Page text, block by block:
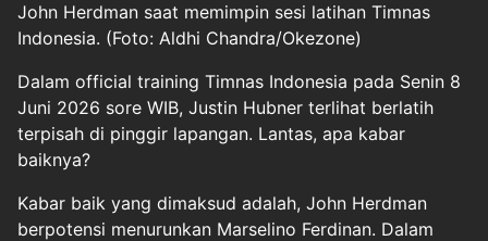
John Herdman saat memimpin sesi latihan Timnas
Indonesia. (Foto: Aldhi Chandra/Okezone)
Dalam official training Timnas Indonesia pada Senin 8
Juni 2026 sore WIB, Justin Hubner terlihat berlatih
terpisah di pinggir lapangan. Lantas, apa kabar
baiknya?
Kabar baik yang dimaksud adalah, John Herdman
berpotensi menurunkan Marselino Ferdinan. Dalam